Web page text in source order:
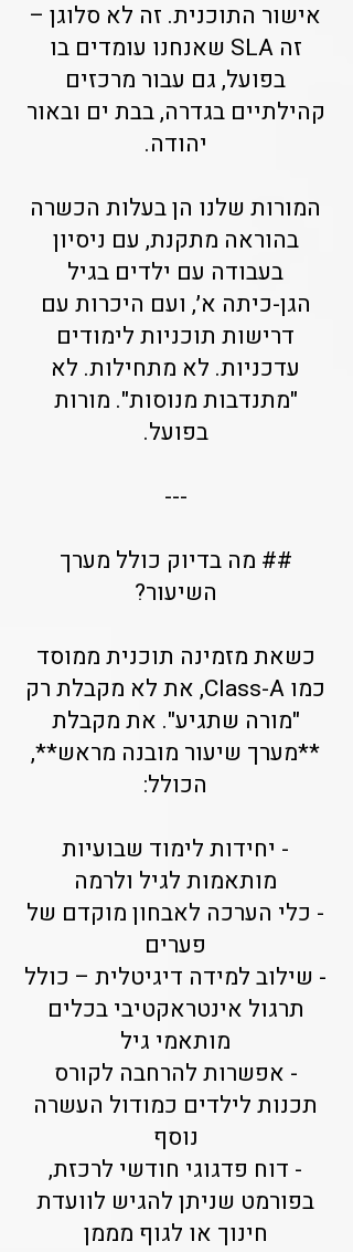
אישור התוכנית. זה לא סלוגן –
זה SLA שאנחנו עומדים בו
בפועל, גם עבור מרכזים
קהילתיים בגדרה, בבת ים ובאור
יהודה.
המורות שלנו הן בעלות הכשרה
בהוראה מתקנת, עם ניסיון
בעבודה עם ילדים בגיל
הגן-כיתה א׳, ועם היכרות עם
דרישות תוכניות לימודים
עדכניות. לא מתחילות. לא
"מתנדבות מנוסות". מורות
בפועל.
---
## מה בדיוק כולל מערך
השיעור?
כשאת מזמינה תוכנית ממוסד
כמו Class-A, את לא מקבלת רק
"מורה שתגיע". את מקבלת
**מערך שיעור מובנה מראש**,
הכולל:
- יחידות לימוד שבועיות
מותאמות לגיל ולרמה
- כלי הערכה לאבחון מוקדם של
פערים
- שילוב למידה דיגיטלית – כולל
תרגול אינטראקטיבי בכלים
מותאמי גיל
- אפשרות להרחבה לקורס
תכנות לילדים כמודול העשרה
נוסף
- דוח פדגוגי חודשי לרכזת,
בפורמט שניתן להגיש לוועדת
חינוך או לגוף מממן